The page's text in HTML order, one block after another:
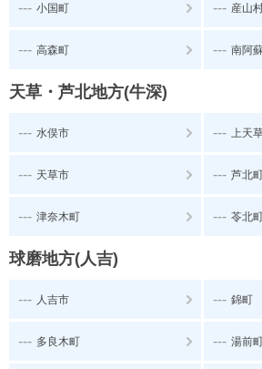
--- 小国町 --- 産山
--- 高森町 --- 南阿
天草・芦北地方(牛深)
--- 水俣市 --- 上天
--- 天草市 --- 芦北
--- 津奈木町 --- 苓北
球磨地方(人吉)
--- 人吉市 --- 錦町
--- 多良木町 --- 湯前